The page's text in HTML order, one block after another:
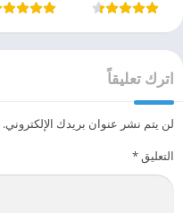
اترك تعليقاً
لن يتم نشر عنوان بريدك الإلكتروني.
التعليق *